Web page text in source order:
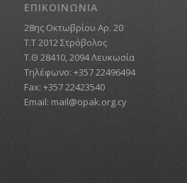
ΕΠΙΚΟΙΝΩΝΙΑ
28ης Οκτωβρίου Αρ. 20
Τ.Τ 2012 Στρόβολος
Τ.Θ 28410, 2094 Λευκωσία
Τηλέφωνο: +357 22496494
Fax: +357 22423540
Email: mail@opak.org.cy